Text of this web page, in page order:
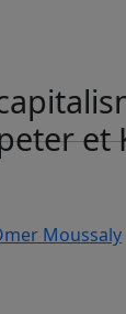
et
Moussaly